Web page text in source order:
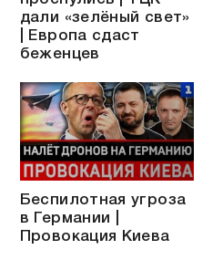
дали «зелёный свет»
| Европа сдаст
беженцев
Беспилотная угроза
в Германии |
Провокация Киева